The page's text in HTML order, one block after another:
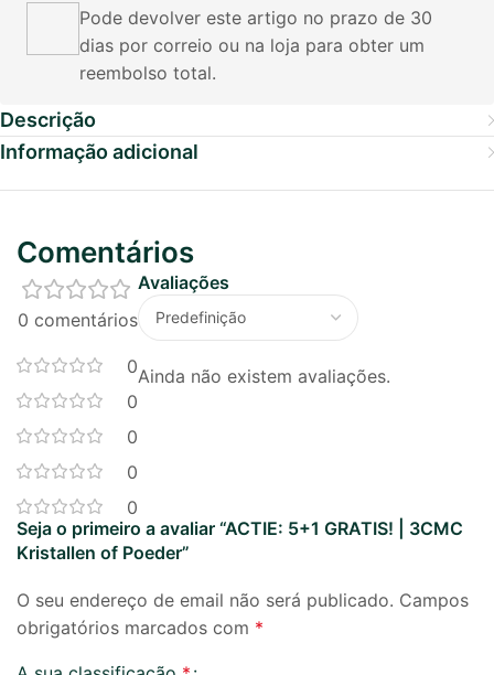
Pode devolver este artigo no prazo de 30
dias por correio ou na loja para obter um
reembolso total.
Descrição
Informação adicional
Comentários
0 comentários
0
0
0
0
0
Avaliações
Ainda não existem avaliações.
Seja o primeiro a avaliar “ACTIE: 5+1 GRATIS! | 3CMC
Kristallen of Poeder”
O seu endereço de email não será publicado. Campos
obrigatórios marcados com *